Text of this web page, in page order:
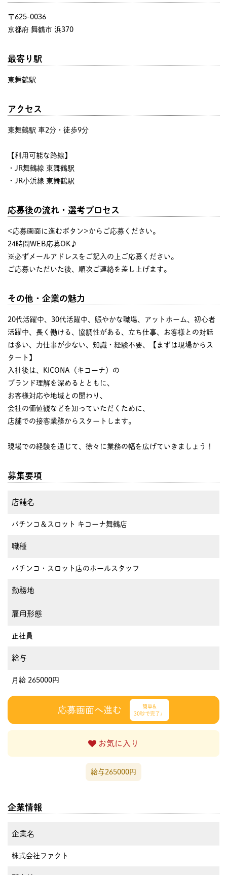
〒625-0036
京都府 舞鶴市 浜370
最寄り駅
東舞鶴駅
アクセス
東舞鶴駅 車2分・徒歩9分
【利用可能な路線】
・JR舞鶴線 東舞鶴駅
・JR小浜線 東舞鶴駅
応募後の流れ・選考プロセス
<応募画面に進むボタン>からご応募ください。
24時間WEB応募OK♪
※必ずメールアドレスをご記入の上ご応募ください。
ご応募いただいた後、順次ご連絡を差し上げます。
その他・企業の魅力
20代活躍中、30代活躍中、賑やかな職場、アットホーム、初心者
活躍中、長く働ける、協調性がある、立ち仕事、お客様との対話
は多い、力仕事が少ない、知識・経験不要、【まずは現場からス
タート】
入社後は、KICONA（キコーナ）の
ブランド理解を深めるとともに、
お客様対応や地域との関わり、
会社の価値観などを知っていただくために、
店舗での接客業務からスタートします。
現場での経験を通じて、徐々に業務の幅を広げていきましょう！
募集要項
店舗名
パチンコ＆スロット キコーナ舞鶴店
職種
パチンコ・スロット店のホールスタッフ
勤務地
雇用形態
正社員
給与
月給 265000円
応募画面へ進む
簡単&
30秒で完了♩
お気に入り
給与265000円
企業情報
企業名
株式会社ファクト